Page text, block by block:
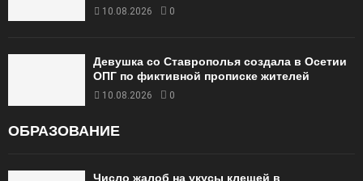
10.08.2026 0
Девушка со Ставрополья создала в Осетии
ОПГ по фиктивной прописке жителей
10.08.2026 0
ОБРАЗОВАНИЕ
Число жалоб на укусы клещей в